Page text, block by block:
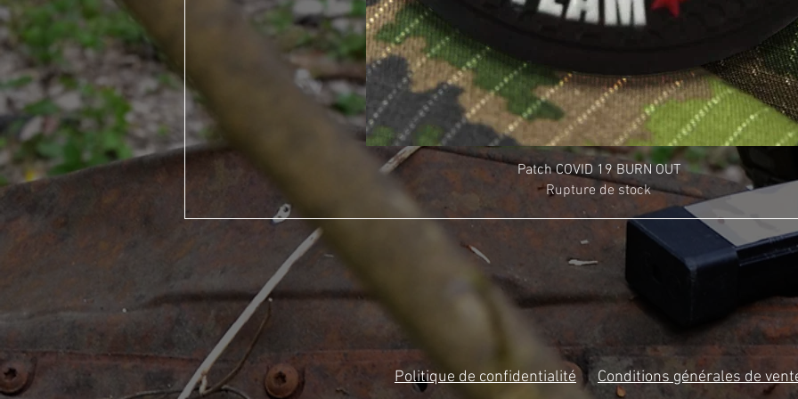
Patch COVID 19 BURN OUT
Rupture de stock
Politique de confidentialité Conditions générales de